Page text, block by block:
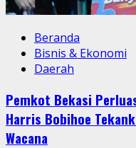
Beranda
Bisnis & Ekonomi
Daerah
Pemkot Bekasi
Harris Bobihoe
Wacana